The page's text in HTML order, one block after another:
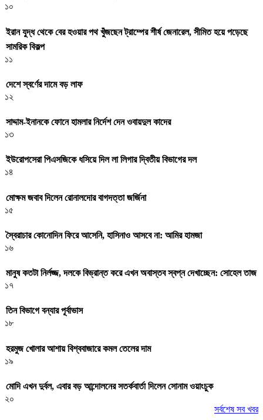
১০
ইরান যুদ্ধ থেকে বের হওয়ার পথ খুঁজছেন ট্রাম্পের শীর্ষ জেনারেল, সীমিত হয়ে পড়েছে
সামরিক বিকল্প
১১
দেশে স্বর্ণের দামে বড় লাফ
১২
সাদ্দাম-ইনানকে ফোনে হামলার নির্দেশ দেন ওবায়দুল কাদের
১৩
ইউরোপসেরা পিএসজিকে ধসিয়ে দিল লা লিগার দ্বিতীয় বিভাগের দল
১৪
মোক্ষম জবাব দিলেন রোনালদোর বাগদত্তা জর্জিনা
১৫
স্বৈরাচার কোনোদিন ফিরে আসেনি, হাসিনাও আসবে না: আমির হামজা
১৬
মানুষ কতটা নির্লজ্জ, দলকে বিভ্রান্ত করে এখন অবাস্তব স্বপ্ন দেখাচ্ছেন: সোহেল তাজ
১৭
তিন বিভাগে বন্যার পূর্বাভাস
১৮
হরমুজ খোলার আশায় বিশ্ববাজারে কমল তেলের দাম
১৯
মোদি এখন দুর্বল, এবার বড় আন্দোলনের সতর্কবার্তা দিলেন সোনাম ওয়াংচুক
২০
সর্বশেষ সব খবর